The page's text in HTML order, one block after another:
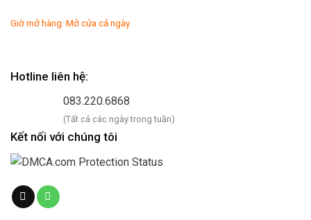
Giờ mở hàng: Mở cửa cả ngày
Hotline liên hệ:
083.220.6868
(Tất cả các ngày trong tuần)
Kết nối với chúng tôi